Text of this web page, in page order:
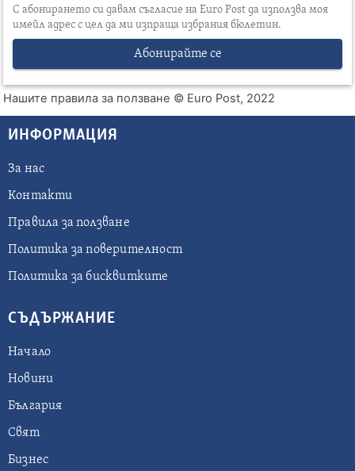
С абонирането си давам съгласие на Euro Post да използва моя
имейл адрес с цел да ми изпраща избрания бюлетин.
Абонирайте се
Нашите правила за ползване © Euro Post, 2022
ИНФОРМАЦИЯ
За нас
Контакти
Правила за ползване
Политика за поверителност
Политика за бисквитките
СЪДЪРЖАНИЕ
Начало
Новини
България
Свят
Бизнес